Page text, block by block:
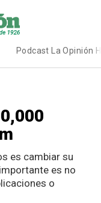
Podcast La Opinión
es cambiar su
es no
o